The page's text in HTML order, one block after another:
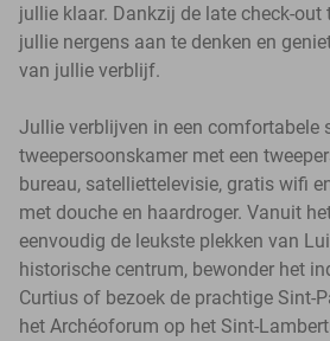
jullie klaar. Dankzij de late check-out
jullie nergens aan te denken en
van jullie verblijf.
Jullie verblijven in een comfortabele
tweepersoonskamer met een
bureau, satelliettelevisie, gratis wifi
met douche en haardroger. Vanuit
eenvoudig de leukste plekken van
historische centrum, bewonder het
Curtius of bezoek de prachtige Sint-
het Archéoforum op het Sint-